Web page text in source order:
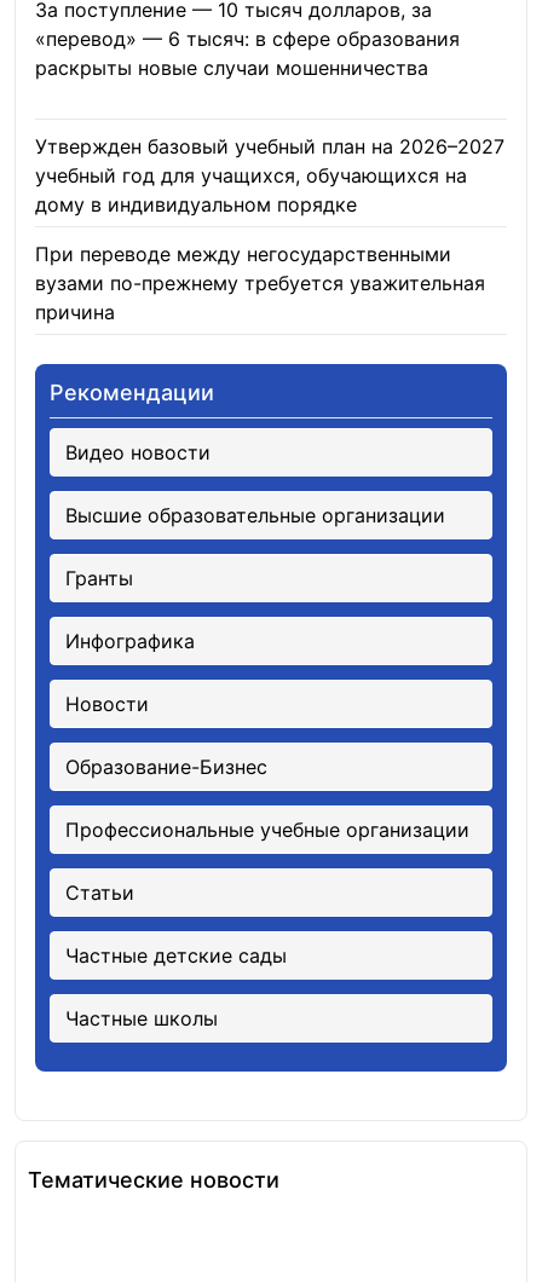
За поступление — 10 тысяч долларов, за
«перевод» — 6 тысяч: в сфере образования
раскрыты новые случаи мошенничества
Утвержден базовый учебный план на 2026–2027
учебный год для учащихся, обучающихся на
дому в индивидуальном порядке
При переводе между негосударственными
вузами по-прежнему требуется уважительная
причина
Рекомендации
Видео новости
Высшие образовательные организации
Гранты
Инфографика
Новости
Образование-Бизнес
Профессиональные учебные организации
Статьи
Частные детские сады
Частные школы
Тематические новости